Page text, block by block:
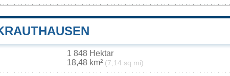
1 848 Hektar
18,48 km² (7,14 sq mi)